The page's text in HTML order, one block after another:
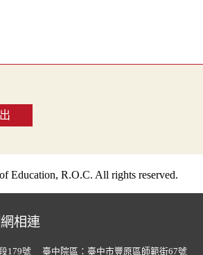
R.O.C. All rights reserved.
相連
179號 臺中院區：臺中市豐原區師範街67號